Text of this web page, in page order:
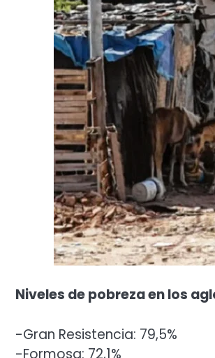
Niveles de pobreza en los
-Gran Resistencia: 79,5%
-Formosa: 72,1%